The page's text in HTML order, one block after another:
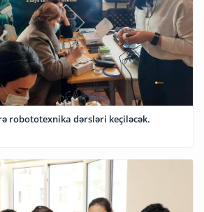
robototexnika dərsləri keçiləcək.